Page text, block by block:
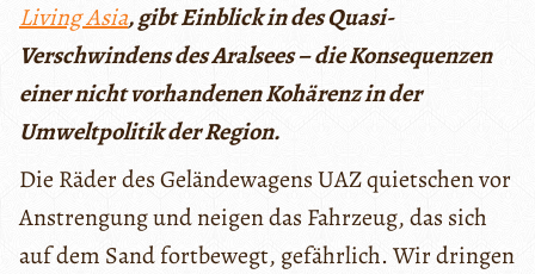
Living Asia, gibt Einblick in des Quasi-
Verschwindens des Aralsees – die Konsequenzen
einer nicht vorhandenen Kohärenz in der
Umweltpolitik der Region.
Die Räder des Geländewagens UAZ quietschen vor
Anstrengung und neigen das Fahrzeug, das sich
auf dem Sand fortbewegt, gefährlich. Wir dringen